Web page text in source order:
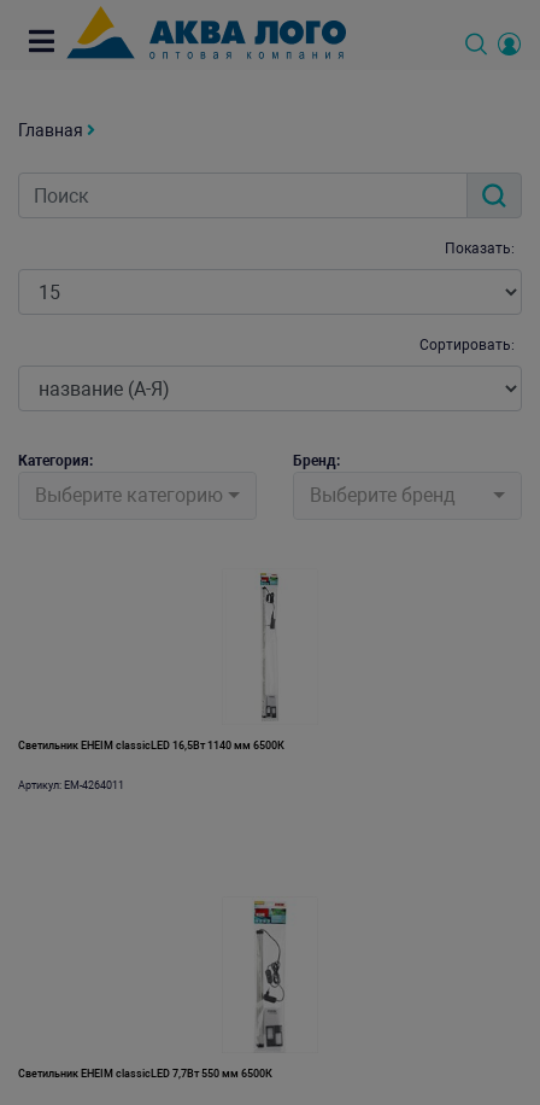
Главная
Показать:
Сортировать:
Категория:
Выберите категорию
Бренд:
Выберите бренд
Светильник EHEIM classicLED 16,5Вт 1140 мм 6500К
Артикул: EM-4264011
Светильник EHEIM classicLED 7,7Вт 550 мм 6500К